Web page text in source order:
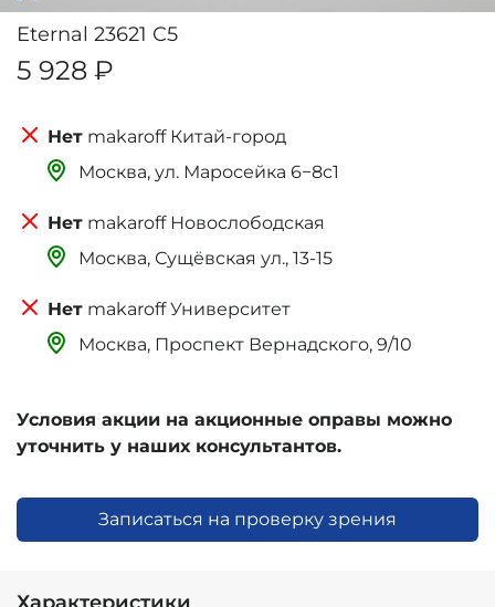
Eternal 23621 C5
5 928 ₽
makaroff Китай-город
Москва, ‌‌‌‌ул. Маросейка 6−8с1
makaroff Новослободская
Москва, Сущёвская ул., 13-15
makaroff Университет
Москва, Проспект Вернадского, 9/10
Условия акции на акционные оправы можно
уточнить у наших консультантов.
Записаться на проверку зрения